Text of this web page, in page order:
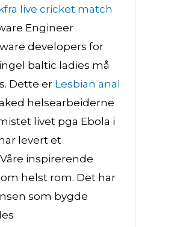
live cricket match
Engineer
developers for
baltic ladies må
Dette er Lesbian anal
helsearbeiderne
livet pga Ebola i
levert et
inspirerende
helst rom. Det har
som bygde